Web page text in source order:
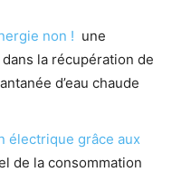
non ! une
la récupération de
d’eau chaude
électrique grâce aux
de la consommation